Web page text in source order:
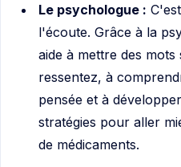
Le psychologue :
l'écoute. Grâce à la
aide à mettre des
ressentez, à
pensée et à
stratégies pour aller
de médicaments.